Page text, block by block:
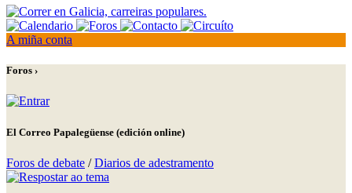
A miña conta
Foros ›
El Correo Papalegüense (edición online)
Foros de debate /Diarios de adestramento